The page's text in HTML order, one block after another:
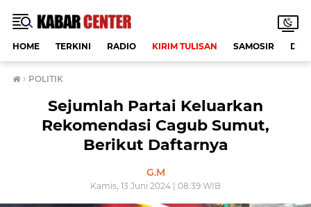
HOME TERKINI RADIO KIRIM TULISAN SAMOSIR
› POLITIK
Sejumlah Partai Keluarkan
Rekomendasi Cagub Sumut,
Berikut Daftarnya
G.M
Kamis, 13 Juni 2024 | 08:39 WIB